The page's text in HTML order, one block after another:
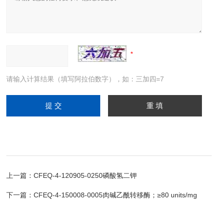
请输入计算结果（填写阿拉伯数字），如：三加四=7
上一篇：CFEQ-4-120905-0250磷酸氢二钾
下一篇：CFEQ-4-150008-0005肉碱乙酰转移酶；≥80 units/mg